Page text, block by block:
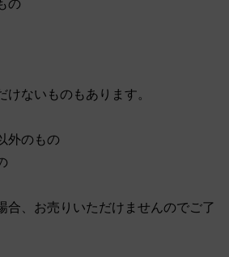
の
けないものもあります。
外のもの
合、お売りいただけませんのでご了